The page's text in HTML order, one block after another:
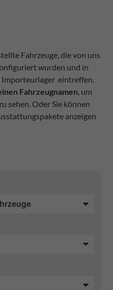
Fahrzeuge, die von uns
wurden und in
Importeurlager eintreffen.
Fahrzeugnamen, um
sehen. Oder Sie können
anzeigen